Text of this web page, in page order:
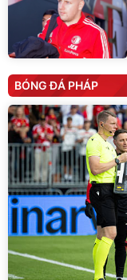
BÓNG ĐÁ PHÁP